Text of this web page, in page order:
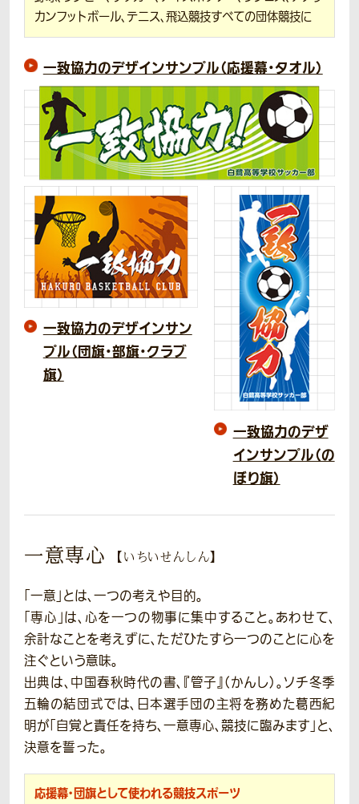
カンフットボール、テニス、飛込競技すべての団体競技に
一致協力のデザインサンプル（応援幕・タオル）
一致協力のデザインサン
プル（団旗・部旗・クラブ
旗）
一致協力のデザ
インサンプル（の
ぼり旗）
一意専心 【いちいせんしん】
「一意」とは、一つの考えや目的。
「専心」は、心を一つの物事に集中すること。あわせて、
余計なことを考えずに、ただひたすら一つのことに心を
注ぐという意味。
出典は、中国春秋時代の書、『管子』（かんし）。ソチ冬季
五輪の結団式では、日本選手団の主将を務めた葛西紀
明が「自覚と責任を持ち、一意専心、競技に臨みます」と、
決意を誓った。
応援幕・団旗として使われる競技スポーツ